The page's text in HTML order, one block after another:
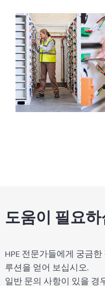
도움이 필요하
HPE 전문가들에게 궁금
루션을 얻어 보십시오.
일반 문의 사항이 있을 경